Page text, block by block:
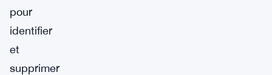
pour
identifier
et
supprimer